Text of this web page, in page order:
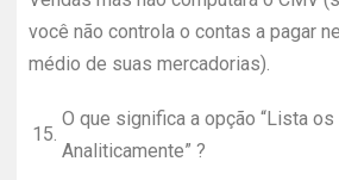
você não controla o contas a pagar
médio de suas mercadorias).
15.
O que significa a opção “Lista
Analiticamente” ?